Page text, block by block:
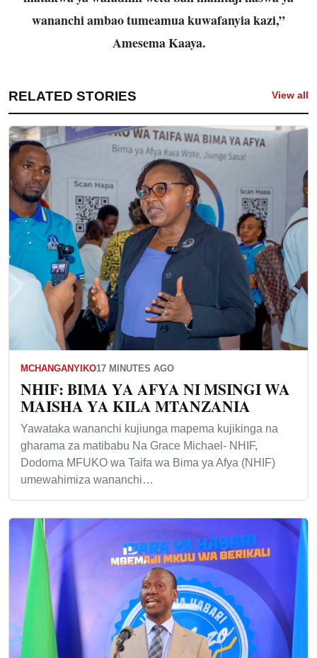
wananchi ambao tumeamua kuwafanyia kazi,”
Amesema Kaaya.
RELATED STORIES View all
MCHANGANYIKO17 MINUTES AGO
NHIF: BIMA YA AFYA NI MSINGI WA
MAISHA YA KILA MTANZANIA
Yawataka wananchi kujiunga mapema kujikinga na
gharama za matibabu Na Grace Michael- NHIF,
Dodoma MFUKO wa Taifa wa Bima ya Afya (NHIF)
umewahimiza wananchi…